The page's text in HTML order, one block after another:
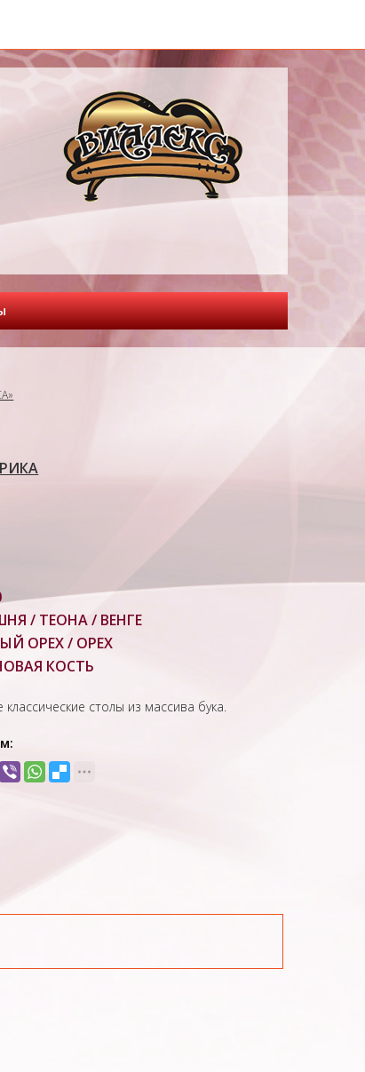
/ ТЕОНА / ВЕНГЕ
ОРЕХ / ОРЕХ
КОСТЬ
столы из массива бука.